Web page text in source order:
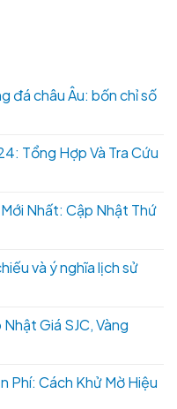
đá châu Âu: bốn chỉ số
Tổng Hợp Và Tra Cứu
Nhất: Cập Nhật Thứ
và ý nghĩa lịch sử
Giá SJC, Vàng
Phí: Cách Khử Mờ Hiệu